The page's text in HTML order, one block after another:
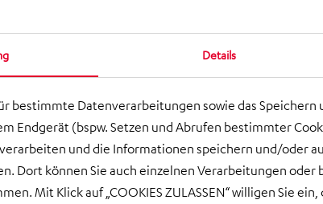
Details
bestimmte Datenverarbeitungen sowie das
Endgerät (bspw. Setzen und Abrufen bestimmter
und die Informationen speichern und/oder
Dort können Sie auch einzelnen Verarbeitungen
Mit Klick auf „COOKIES ZULASSEN“ willigen Sie
der Fabrikabläufe durch Integration der
der logistischen ProzesseKonstruktion von